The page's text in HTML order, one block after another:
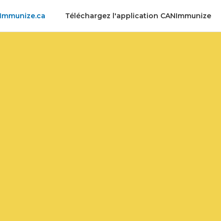
Téléchargez l'application CANImmunize